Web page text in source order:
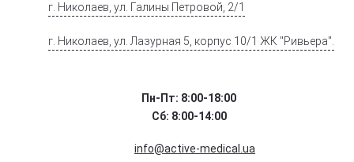
г. Николаев, ул. Галины Петровой, 2/1
г. Николаев, ул. Лазурная 5, корпус 10/1 ЖК "Ривьера".
Пн-Пт: 8:00-18:00
Сб: 8:00-14:00
info@active-medical.ua